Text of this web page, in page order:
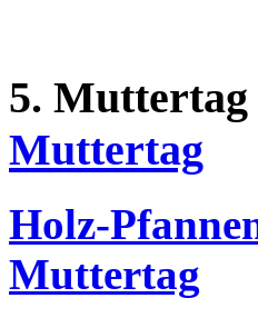
5. Muttertag
Muttertag
Holz-
Muttertag